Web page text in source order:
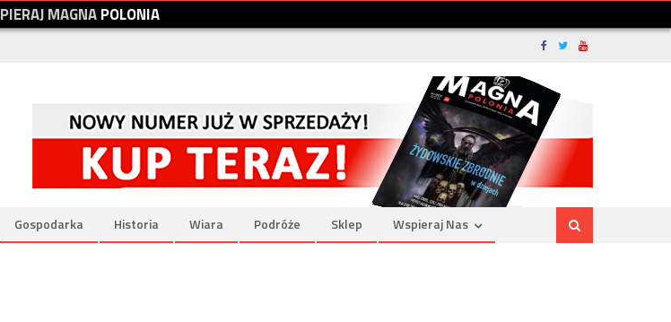
PIERAJMAGNAPOLONIA
Gospodarka Historia Wiara Podróże Sklep Wspieraj Nas